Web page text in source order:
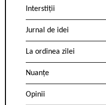
Interstiții
Jurnal de idei
La ordinea zilei
Nuanțe
Opinii